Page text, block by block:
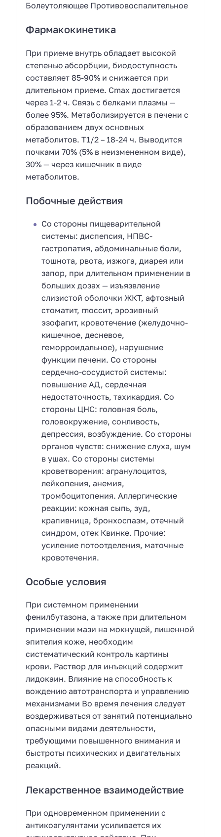
Болеутоляющее Противовоспалительное
Фармакокинетика
При приеме внутрь обладает высокой
степенью абсорбции, биодоступность
составляет 85-90% и снижается при
длительном приеме. Cmax достигается
через 1-2 ч. Связь с белками плазмы —
более 95%. Метаболизируется в печени с
образованием двух основных
метаболитов. T1/2 – 18-24 ч. Выводится
почками 70% (5% в неизмененном виде),
30% — через кишечник в виде
метаболитов.
Побочные действия
Со стороны пищеварительной
системы: диспепсия, НПВС-
гастропатия, абдоминальные боли,
тошнота, рвота, изжога, диарея или
запор, при длительном применении в
больших дозах — изъязвление
слизистой оболочки ЖКТ, афтозный
стоматит, глоссит, эрозивный
эзофагит, кровотечение (желудочно-
кишечное, десневое,
геморроидальное), нарушение
функции печени. Со стороны
сердечно-сосудистой системы:
повышение АД, сердечная
недостаточность, тахикардия. Со
стороны ЦНС: головная боль,
головокружение, сонливость,
депрессия, возбуждение. Со стороны
органов чувств: снижение слуха, шум
в ушах. Со стороны системы
кроветворения: агранулоцитоз,
лейкопения, анемия,
тромбоцитопения. Аллергические
реакции: кожная сыпь, зуд,
крапивница, бронхоспазм, отечный
синдром, отек Квинке. Прочие:
усиление потоотделения, маточные
кровотечения.
Особые условия
При системном применении
фенилбутазона, а также при длительном
применении мази на мокнущей, лишенной
эпителия коже, необходим
систематический контроль картины
крови. Раствор для инъекций содержит
лидокаин. Влияние на способность к
вождению автотранспорта и управлению
механизмами Во время лечения следует
воздерживаться от занятий потенциально
опасными видами деятельности,
требующими повышенного внимания и
быстроты психических и двигательных
реакций.
Лекарственное взаимодействие
При одновременном применении с
антикоагулянтами усиливается их